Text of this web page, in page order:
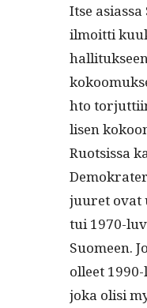
Itse
ilmoit­ti
hto
lisen
Ruot­sis­sa
juuret ovat
tui 1970-
Suomeen.
olleet
joka olisi